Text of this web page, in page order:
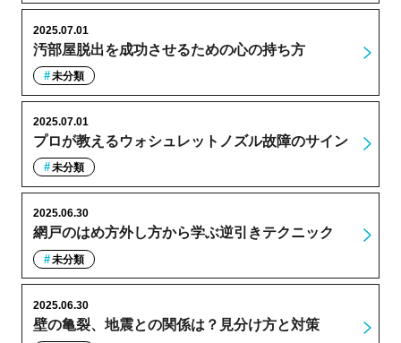
汚部屋脱出を成功させるための心の持ち方
2025.07.01
未分類
プロが教えるウォシュレットノズル故障のサイン
2025.07.01
未分類
網戸のはめ方外し方から学ぶ逆引きテクニック
2025.06.30
未分類
壁の亀裂、地震との関係は？見分け方と対策
2025.06.30